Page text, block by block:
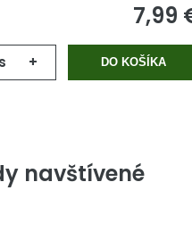
7,99
+ DO KOŠÍKA
navštívené